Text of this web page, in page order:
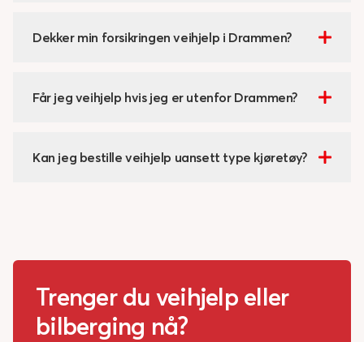
Dekker min forsikringen veihjelp i Drammen?
Får jeg veihjelp hvis jeg er utenfor Drammen?
Kan jeg bestille veihjelp uansett type kjøretøy?
Trenger du veihjelp eller
bilberging nå?